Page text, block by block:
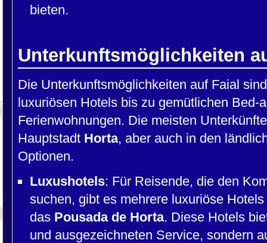
bieten.
Unterkunftsmöglichkeiten
Die Unterkunftsmöglichkeiten auf Faial
luxuriösen Hotels bis zu gemütlichen Bed-
Ferienwohnungen. Die meisten
Hauptstadt Horta, aber auch in den
Optionen.
Luxushotels: Für Reisende, die den
suchen, gibt es mehrere luxuriöse
das Pousada de Horta. Diese Hotels
und ausgezeichneten Service, sondern